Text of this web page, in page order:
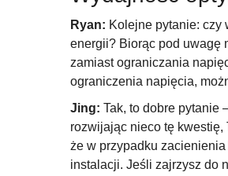
Ryan: Kolejne pytanie: czy
energii? Biorąc pod uwagę
zamiast ograniczania
ograniczenia napięcia,
Jing: Tak, to dobre pytanie
rozwijając nieco tę kwestię,
że w przypadku
instalacji. Jeśli zajrzysz do